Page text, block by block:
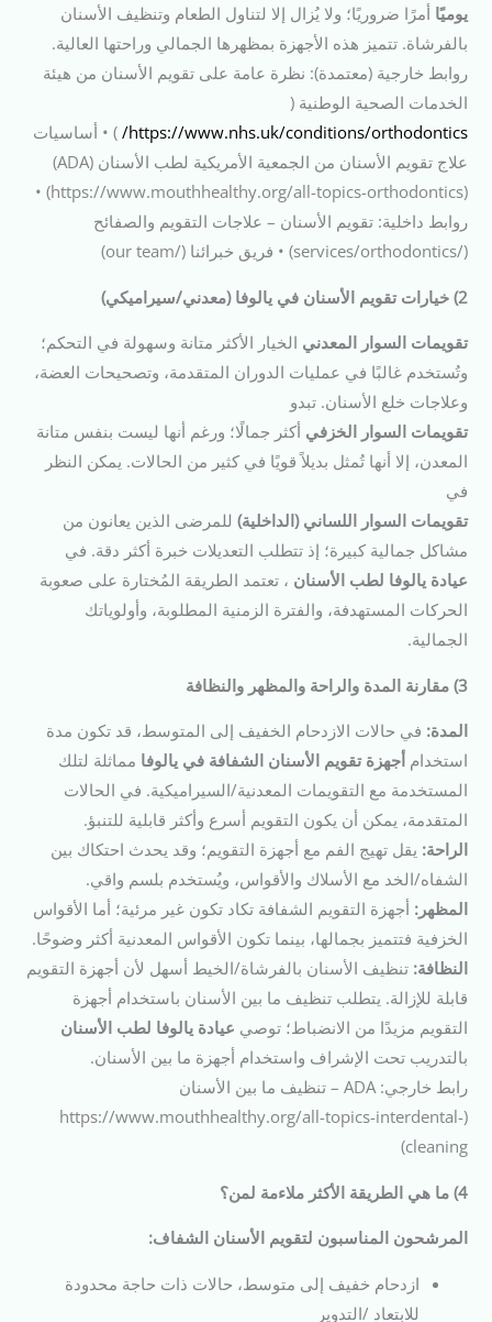
يوميًاأمرًا ضروريًا؛ ولا يُزال إلا لتناول الطعام وتنظيف الأسنان
بالفرشاة. تتميز هذه الأجهزة بمظهرها الجمالي وراحتها العالية.
روابط خارجية (معتمدة): نظرة عامة على تقويم الأسنان من هيئة
الخدمات الصحية الوطنية (
https://www.nhs.uk/conditions/orthodontics/ ) • أساسيات
علاج تقويم الأسنان من الجمعية الأمريكية لطب الأسنان (ADA)
(https://www.mouthhealthy.org/all-topics-orthodontics) •
روابط داخلية: تقويم الأسنان – علاجات التقويم والصفائح
(/services/orthodontics) • فريق خبرائنا (/our team)
2) خيارات تقويم الأسنان في يالوفا (معدني/سيراميكي)
تقويمات السوار المعدني الخيار الأكثر متانة وسهولة في التحكم؛
وتُستخدم غالبًا في عمليات الدوران المتقدمة، وتصحيحات العضة،
وعلاجات خلع الأسنان. تبدو
تقويمات السوار الخزفيأكثر جمالًا؛ ورغم أنها ليست بنفس متانة
المعدن، إلا أنها تُمثل بديلاً قويًا في كثير من الحالات. يمكن النظر
في
تقويمات السوار اللساني (الداخلية) للمرضى الذين يعانون من
مشاكل جمالية كبيرة؛ إذ تتطلب التعديلات خبرة أكثر دقة. في
عيادة يالوفا لطب الأسنان ، تعتمد الطريقة المُختارة على صعوبة
الحركات المستهدفة، والفترة الزمنية المطلوبة، وأولوياتك
الجمالية.
3) مقارنة المدة والراحة والمظهر والنظافة
المدة: في حالات الازدحام الخفيف إلى المتوسط، قد تكون مدة
استخدامأجهزة تقويم الأسنان الشفافة في يالوفا مماثلة لتلك
المستخدمة مع التقويمات المعدنية/السيراميكية. في الحالات
المتقدمة، يمكن أن يكون التقويم أسرع وأكثر قابلية للتنبؤ.
الراحة: يقل تهيج الفم مع أجهزة التقويم؛ وقد يحدث احتكاك بين
الشفاه/الخد مع الأسلاك والأقواس، ويُستخدم بلسم واقي.
المظهر:أجهزة التقويم الشفافة تكاد تكون غير مرئية؛ أما الأقواس
الخزفية فتتميز بجمالها، بينما تكون الأقواس المعدنية أكثر وضوحًا.
النظافة:تنظيف الأسنان بالفرشاة/الخيط أسهل لأن أجهزة التقويم
قابلة للإزالة. يتطلب تنظيف ما بين الأسنان باستخدام أجهزة
التقويم مزيدًا من الانضباط؛ توصي عيادة يالوفا لطب الأسنان
بالتدريب تحت الإشراف واستخدام أجهزة ما بين الأسنان.
رابط خارجي: ADA – تنظيف ما بين الأسنان
(https://www.mouthhealthy.org/all-topics-interdental-
cleaning)
4) ما هي الطريقة الأكثر ملاءمة لمن؟
المرشحون المناسبون لتقويم الأسنان الشفاف:
ازدحام خفيف إلى متوسط، حالات ذات حاجة محدودة
للابتعاد /التدوير